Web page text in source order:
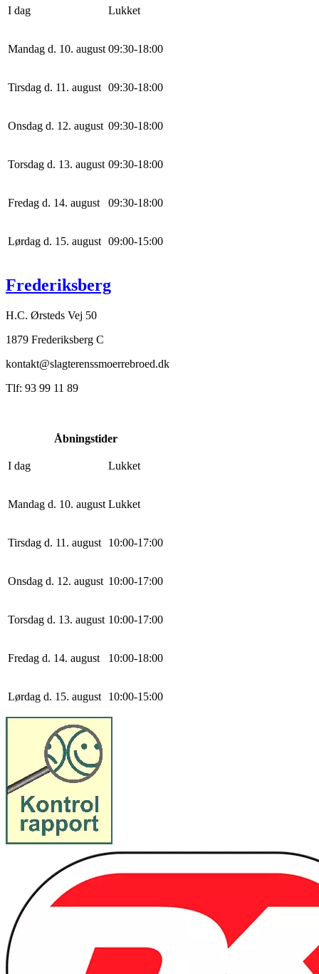
I dag Lukket
Mandag d. 10. august 09:30-18:00
Tirsdag d. 11. august 09:30-18:00
Onsdag d. 12. august 09:30-18:00
Torsdag d. 13. august 09:30-18:00
Fredag d. 14. august 09:30-18:00
Lørdag d. 15. august 09:00-15:00
Frederiksberg
H.C. Ørsteds Vej 50
1879 Frederiksberg C
kontakt@slagterenssmoerrebroed.dk
Tlf: 93 99 11 89
Åbningstider
I dag Lukket
Mandag d. 10. august Lukket
Tirsdag d. 11. august 10:00-17:00
Onsdag d. 12. august 10:00-17:00
Torsdag d. 13. august 10:00-17:00
Fredag d. 14. august 10:00-18:00
Lørdag d. 15. august 10:00-15:00